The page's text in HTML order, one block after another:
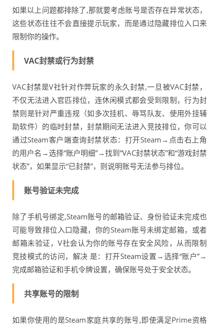
如果以上问题都排除了,那就要考虑账号是否存在异常状态，
这些状态往往不会直接提示玩家，而是通过隐藏排位入口来
限制你的操作。
VAC封禁或行为封禁
VAC封禁是V社针对作弊玩家的永久封禁,一旦被VAC封禁，
不仅无法进入官匹排位，连休闲模式都会受到限制，行为封
禁则是针对严重违规（如多次挂机、辱骂队友、使用外挂辅
助软件）的临时封禁，封禁期间无法进入竞技排位，你可以
通过Steam客户端查询封禁状态：打开Steam→点击右上角
的用户名→选择“账户明细”→找到“VAC封禁状态”和“游戏封禁
状态”，如果显示“已封禁”，则说明账号无法参与排位。
账号验证未完成
除了手机号绑定,Steam账号的邮箱验证、身份验证未完成也
可能导致排位入口隐藏，你的Steam账号未绑定邮箱，或者
邮箱未验证，V社会认为你的账号存在安全风险，从而限制
竞技模式的访问，解决 是：打开Steam设置→选择“账户”→
完成邮箱验证和手机令牌设置，确保账号处于安全状态。
共享账号的限制
如果你使用的是Steam家庭共享的账号,即使满足Prime资格